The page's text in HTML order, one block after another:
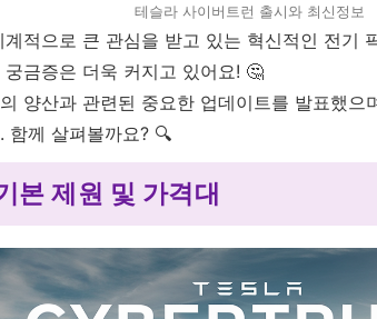
테슬라 사이버트런 출시와 최신정보
적으로 큰 관심을 받고 있는 혁신적인 전기
금증은 더욱 커지고 있어요! 🤔
양산과 관련된 중요한 업데이트를 발표했으
함께 살펴볼까요? 🔍
본 제원 및 가격대